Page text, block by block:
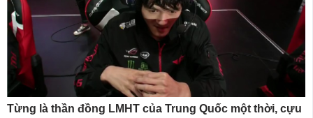
Từng là thần đồng LMHT của Trung Quốc một thời, cựu